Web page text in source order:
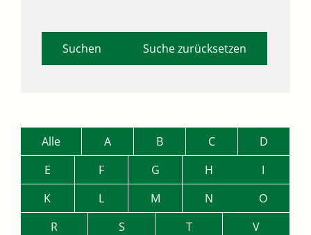
Suche zurücksetzen
Alle A B C
D
E
F G H
I
K
L M N
O
R
S T V